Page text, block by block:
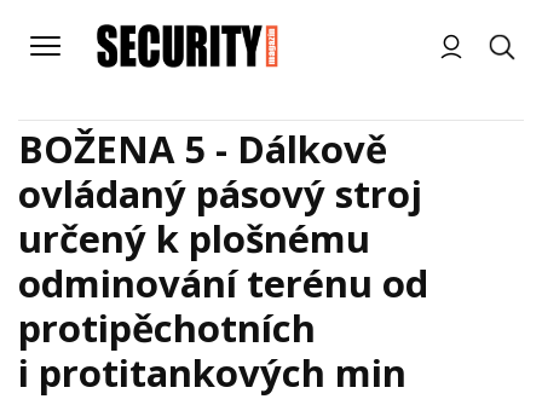
BOŽENA 5 - Dálkově
ovládaný pásový stroj
určený k plošnému
odminování terénu od
protipěchotních
i protitankových min